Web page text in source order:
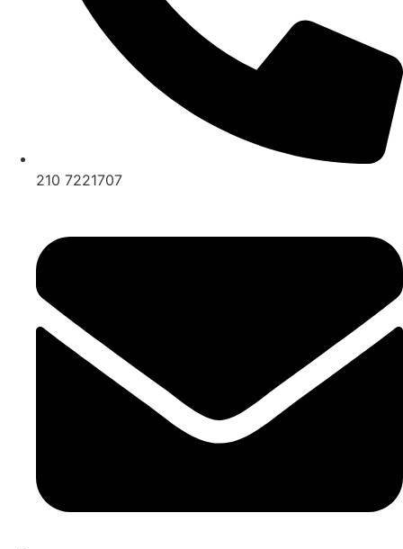
210 7221707